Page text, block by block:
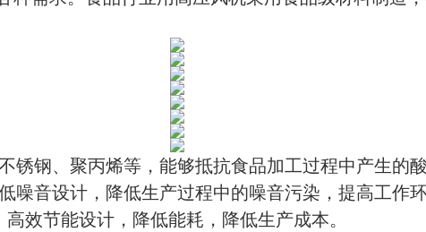
锈钢、聚丙烯等，能够抵抗食品加工过程中产生的
噪音设计，降低生产过程中的噪音污染，提高工作环
高效节能设计，降低能耗，降低生产成本。